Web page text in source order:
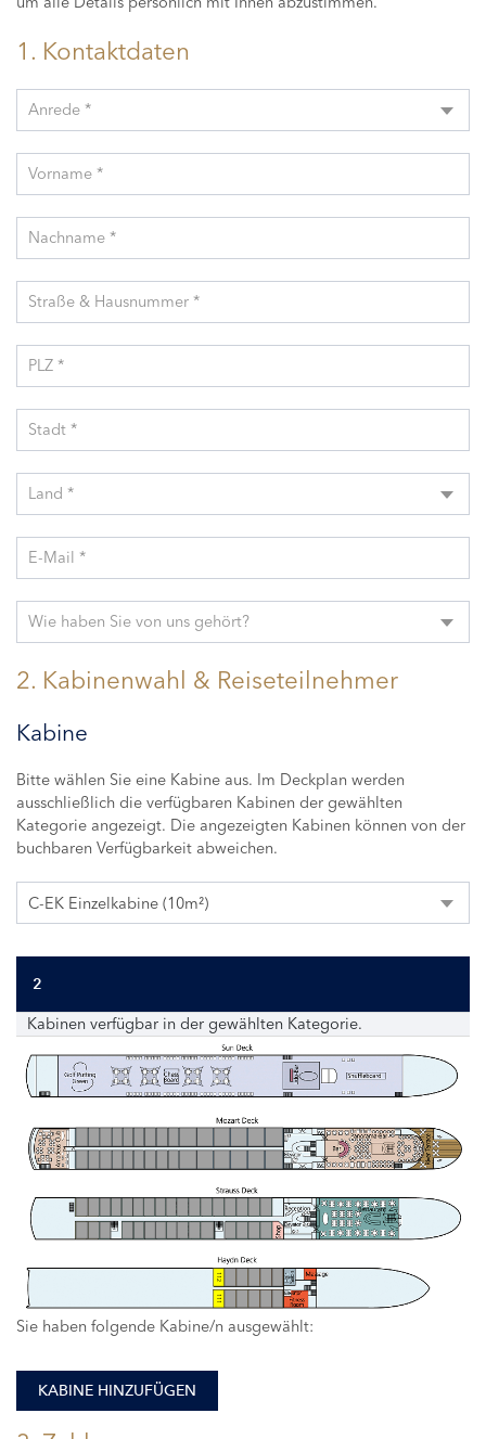
1. Kontaktdaten
Anrede *
Vorname *
Nachname *
Straße & Hausnummer *
PLZ *
Stadt *
Land *
E-Mail *
Wie haben Sie von uns gehört?
2. Kabinenwahl & Reiseteilnehmer
Kabine
Bitte wählen Sie eine Kabine aus. Im Deckplan werden
ausschließlich die verfügbaren Kabinen der gewählten
Kategorie angezeigt. Die angezeigten Kabinen können von der
buchbaren Verfügbarkeit abweichen.
C-EK Einzelkabine (10m²)
2
Kabinen verfügbar in der gewählten Kategorie.
111
112
Sie haben folgende Kabine/n ausgewählt:
KABINE HINZUFÜGEN